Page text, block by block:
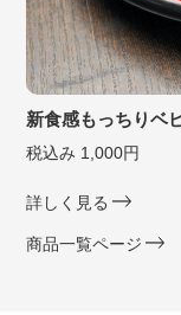
新食感もっちりベ
税込み 1,000円
詳しく見る
商品一覧ページ